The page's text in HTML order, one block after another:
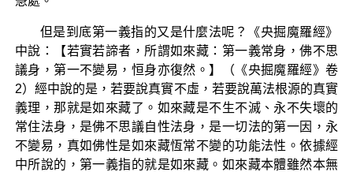
但是到底第一義指的又是什麼法呢？《央掘魔羅經》
中說：【若實若諦者，所謂如來藏：第一義常身，佛不思
議身，第一不變易，恒身亦復然。】（《央掘魔羅經》卷
2）經中說的是，若要說真實不虛，若要說萬法根源的真實
義理，那就是如來藏了。如來藏是不生不滅、永不失壞的
常住法身，是佛不思議自性法身，是一切法的第一因，永
不變易，真如佛性是如來藏恆常不變的功能法性。依據經
中所說的，第一義指的就是如來藏。如來藏本體雖然本無